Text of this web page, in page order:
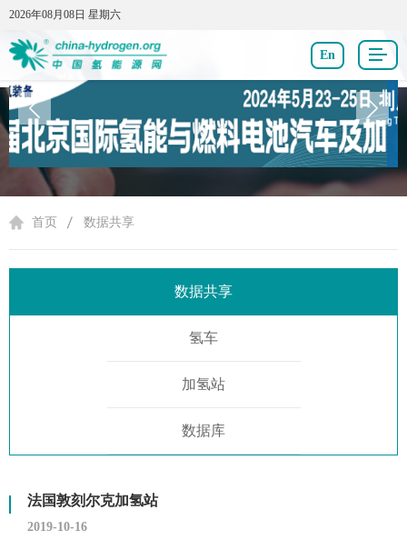
2026年08月08日 星期六
2026年08月08日 星期六
En
数据共享
首页 数据共享
数据共享
氢车
加氢站
数据库
法国敦刻尔克加氢站
2019-10-16